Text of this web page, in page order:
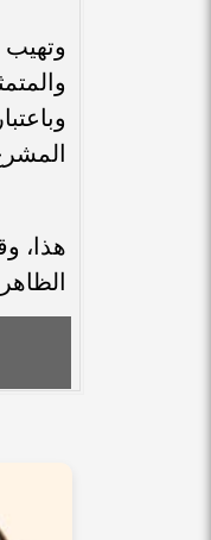
وتهيب
هذا،